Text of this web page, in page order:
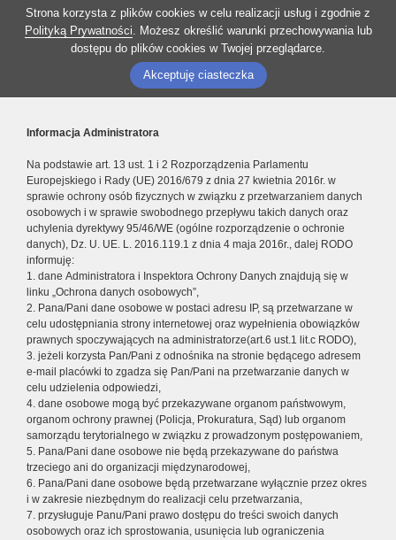
Strona korzysta z plików cookies w celu realizacji usług i zgodnie z
Polityką Prywatności. Możesz określić warunki przechowywania lub
dostępu do plików cookies w Twojej przeglądarce.
Akceptuję ciasteczka
Informacja Administratora
Na podstawie art. 13 ust. 1 i 2 Rozporządzenia Parlamentu
Europejskiego i Rady (UE) 2016/679 z dnia 27 kwietnia 2016r. w
sprawie ochrony osób fizycznych w związku z przetwarzaniem danych
osobowych i w sprawie swobodnego przepływu takich danych oraz
uchylenia dyrektywy 95/46/WE (ogólne rozporządzenie o ochronie
danych), Dz. U. UE. L. 2016.119.1 z dnia 4 maja 2016r., dalej RODO
informuję:
1. dane Administratora i Inspektora Ochrony Danych znajdują się w
linku „Ochrona danych osobowych”,
2. Pana/Pani dane osobowe w postaci adresu IP, są przetwarzane w
celu udostępniania strony internetowej oraz wypełnienia obowiązków
prawnych spoczywających na administratorze(art.6 ust.1 lit.c RODO),
3. jeżeli korzysta Pan/Pani z odnośnika na stronie będącego adresem
e-mail placówki to zgadza się Pan/Pani na przetwarzanie danych w
celu udzielenia odpowiedzi,
4. dane osobowe mogą być przekazywane organom państwowym,
organom ochrony prawnej (Policja, Prokuratura, Sąd) lub organom
samorządu terytorialnego w związku z prowadzonym postępowaniem,
5. Pana/Pani dane osobowe nie będą przekazywane do państwa
trzeciego ani do organizacji międzynarodowej,
6. Pana/Pani dane osobowe będą przetwarzane wyłącznie przez okres
i w zakresie niezbędnym do realizacji celu przetwarzania,
7. przysługuje Panu/Pani prawo dostępu do treści swoich danych
osobowych oraz ich sprostowania, usunięcia lub ograniczenia